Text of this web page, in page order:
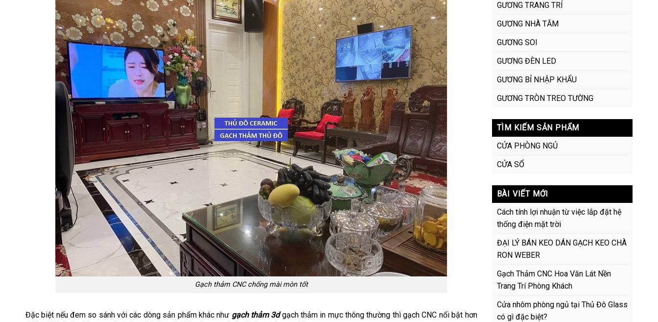
Gạch thảm CNC chống mài mòn tốt
Đặc biệt nếu đem so sánh với các dòng sản phẩm khác như gạch thảm 3dgạch thảm in mực thông thường thì gạch CNC nổi bật hơn
GƯƠNG TRANG TRÍ
GƯƠNG NHÀ TẮM
GƯƠNG SOI
GƯƠNG ĐÈN LED
GƯƠNG BỈ NHẬP KHẨU
GƯƠNG TRÒN TREO TƯỜNG
TÌM KIẾM SẢN PHẨM
CỬA PHÒNG NGỦ
CỬA SỔ
BÀI VIẾT MỚI
Cách tính lợi nhuận từ việc lắp đặt hệ
thống điện mặt trời
ĐẠI LÝ BÁN KEO DÁN GẠCH KEO CHÀ
RON WEBER
Gạch Thảm CNC Hoa Văn Lát Nền
Trang Trí Phòng Khách
Cửa nhôm phòng ngủ tại Thủ Đô Glass
có gì đặc biệt?